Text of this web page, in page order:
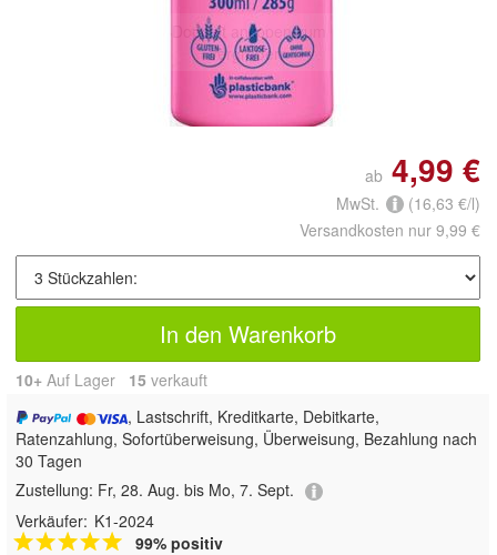
Doppelt antippen zum
vergrößern
ab 4,99 €
MwSt.
(16,63 €/l)
Versandkosten nur 9,99 €
In den Warenkorb
10+ Auf Lager 15 verkauft
, Lastschrift, Kreditkarte, Debitkarte,
Ratenzahlung, Sofortüberweisung, Überweisung, Bezahlung nach
30 Tagen
Zustellung: Fr, 28. Aug. bis Mo, 7. Sept.
Verkäufer: K1-2024
99% positiv